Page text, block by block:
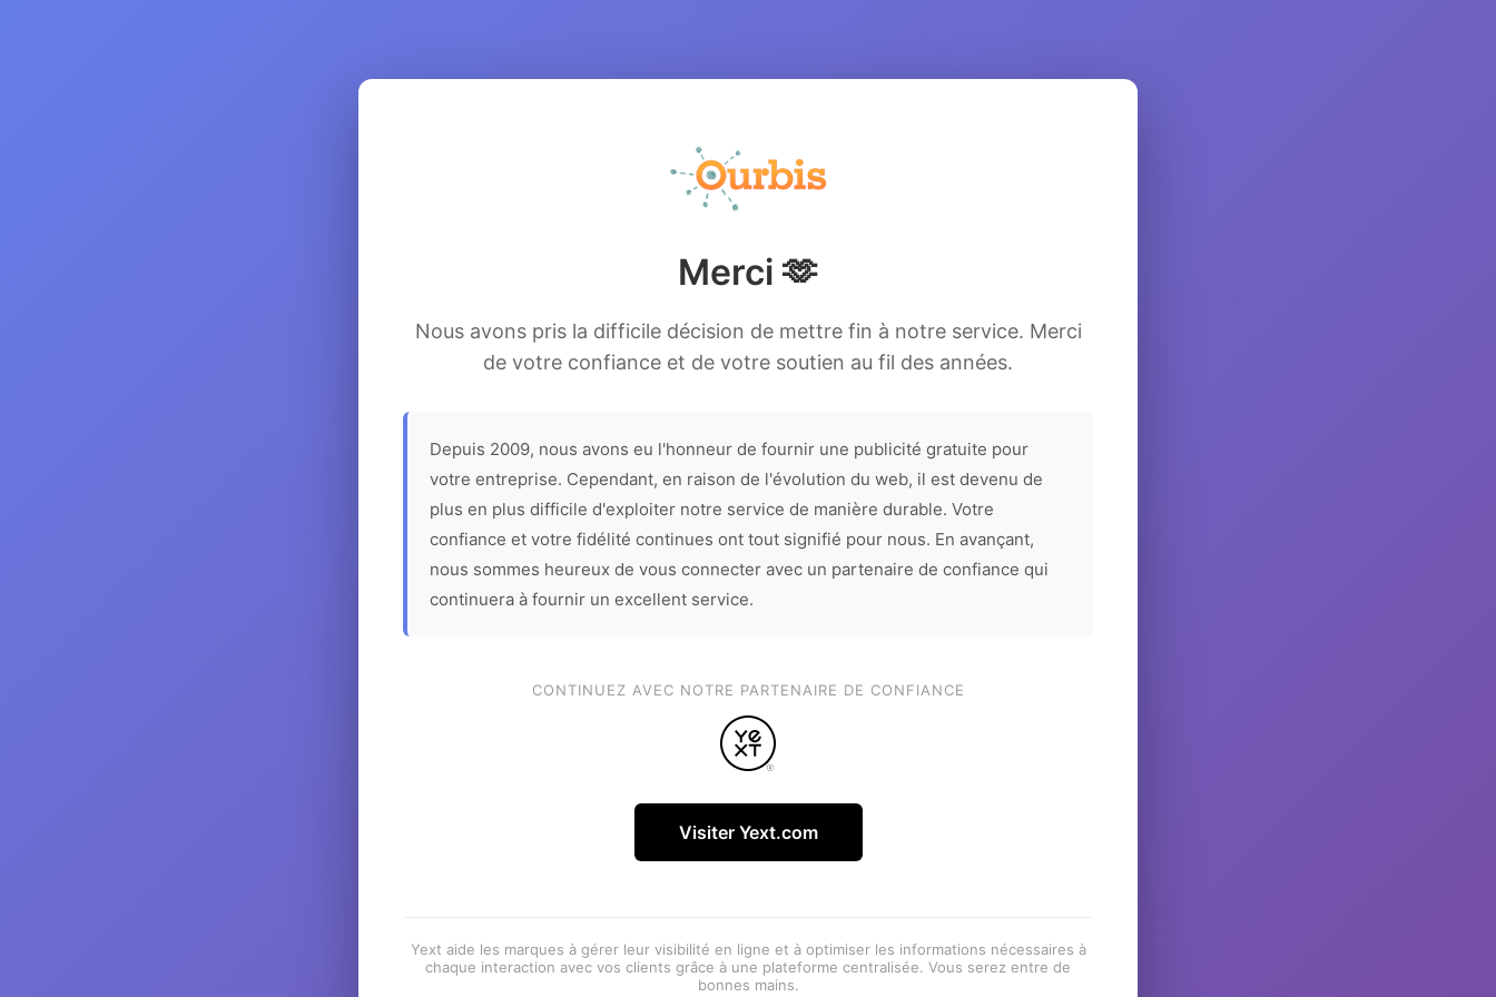
Merci 🫶
Nous avons pris la difficile décision de mettre fin à notre service. Merci
de votre confiance et de votre soutien au fil des années.
Depuis 2009, nous avons eu l'honneur de fournir une publicité gratuite pour
votre entreprise. Cependant, en raison de l'évolution du web, il est devenu de
plus en plus difficile d'exploiter notre service de manière durable. Votre
confiance et votre fidélité continues ont tout signifié pour nous. En avançant,
nous sommes heureux de vous connecter avec un partenaire de confiance qui
continuera à fournir un excellent service.
CONTINUEZ AVEC NOTRE PARTENAIRE DE CONFIANCE
Visiter Yext.com
Yext aide les marques à gérer leur visibilité en ligne et à optimiser les informations nécessaires à
chaque interaction avec vos clients grâce à une plateforme centralisée. Vous serez entre de
bonnes mains.